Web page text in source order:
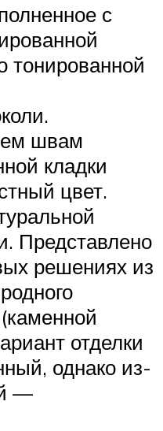
с
тонированной
швам
кладки
цвет.
Представлено
решениях из
отделки
однако из-
—